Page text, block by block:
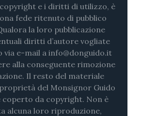
e i diritti di utilizzo, è
fede ritenuto di pubblico
la loro pubblicazione
diritti d’autore vogliate
via e-mail a info@donguido.it
alla conseguente rimozione
Il resto del materiale
del Monsignor Guido
coperto da copyright. Non è
alcuna loro riproduzione,